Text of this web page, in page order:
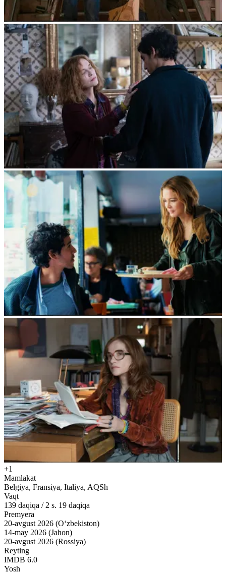
+1
Mamlakat
Belgiya, Fransiya, Italiya, AQSh
Vaqt
139 daqiqa /2 s. 19 daqiqa
Premyera
20-avgust 2026 (O‘zbekiston)
14-may 2026 (Jahon)
20-avgust 2026 (Rossiya)
Reyting
IMDB 6.0
Yosh